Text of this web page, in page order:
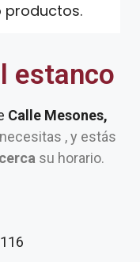
productos.
estanco
Calle Mesones,
, y estás
su horario.